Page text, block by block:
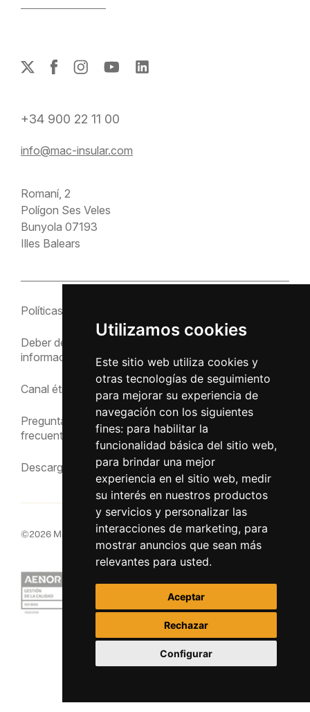
Utilizamos cookies
Este sitio web utiliza cookies y
otras tecnologías de seguimiento
para mejorar su experiencia de
navegación con los siguientes
fines: para habilitar la
funcionalidad básica del sitio web,
para brindar una mejor
experiencia en el sitio web, medir
su interés en nuestros productos
y servicios y personalizar las
interacciones de marketing, para
mostrar anuncios que sean más
relevantes para usted.
Aceptar
Rechazar
Configurar
+34 900 22 11 00
info@mac-insular.com
Romaní, 2
Polígon Ses Veles
Bunyola 07193
Illes Balears
Políticas
Deber de
información
Canal ético
Preguntas
frecuentes
Descargas
Política de privacidad
Aviso Legal
©2026 MacInsular.Derechos reservados.